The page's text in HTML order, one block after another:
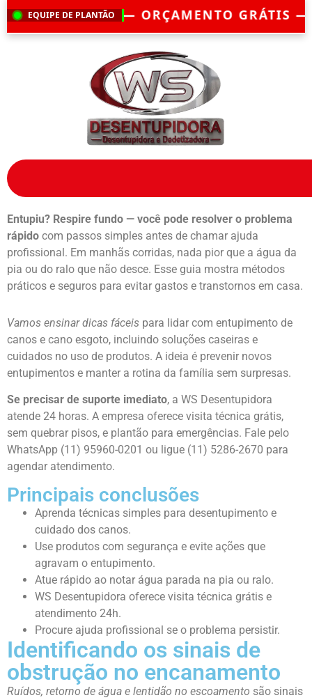
EQUIPE DE PLANTÃOGRÁTIS — EMERGÊNCIA?
Entupiu? Respire fundo — você pode resolver o problema
rápido com passos simples antes de chamar ajuda
profissional. Em manhãs corridas, nada pior que a água da
pia ou do ralo que não desce. Esse guia mostra métodos
práticos e seguros para evitar gastos e transtornos em casa.
Vamos ensinar dicas fáceis para lidar com entupimento de
canos e cano esgoto, incluindo soluções caseiras e
cuidados no uso de produtos. A ideia é prevenir novos
entupimentos e manter a rotina da família sem surpresas.
Se precisar de suporte imediato, a WS Desentupidora
atende 24 horas. A empresa oferece visita técnica grátis,
sem quebrar pisos, e plantão para emergências. Fale pelo
WhatsApp (11) 95960-0201 ou ligue (11) 5286-2670 para
agendar atendimento.
Principais conclusões
Aprenda técnicas simples para desentupimento e
cuidado dos canos.
Use produtos com segurança e evite ações que
agravam o entupimento.
Atue rápido ao notar água parada na pia ou ralo.
WS Desentupidora oferece visita técnica grátis e
atendimento 24h.
Procure ajuda profissional se o problema persistir.
Identificando os sinais de
obstrução no encanamento
Ruídos, retorno de água e lentidão no escoamento são sinais